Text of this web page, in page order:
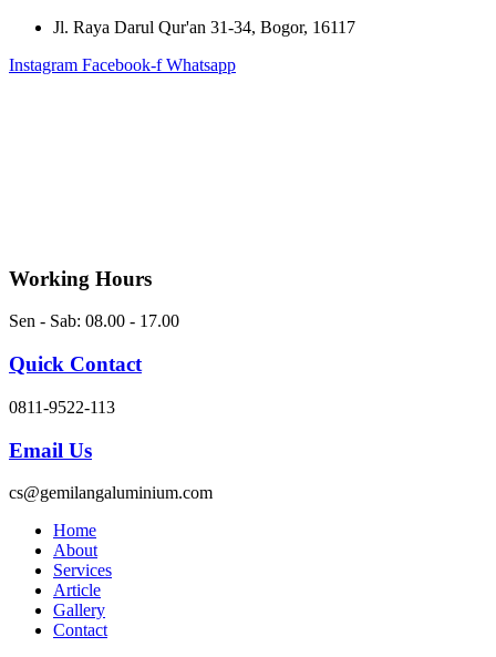
Skip
content
Jl. Raya Darul Qur'an 31-34, Bogor, 16117
Instagram Facebook-f Whatsapp
Working Hours
Sen - Sab: 08.00 - 17.00
Quick Contact
0811-9522-113
Email Us
cs@gemilangaluminium.com
Home
About
Services
Article
Gallery
Contact